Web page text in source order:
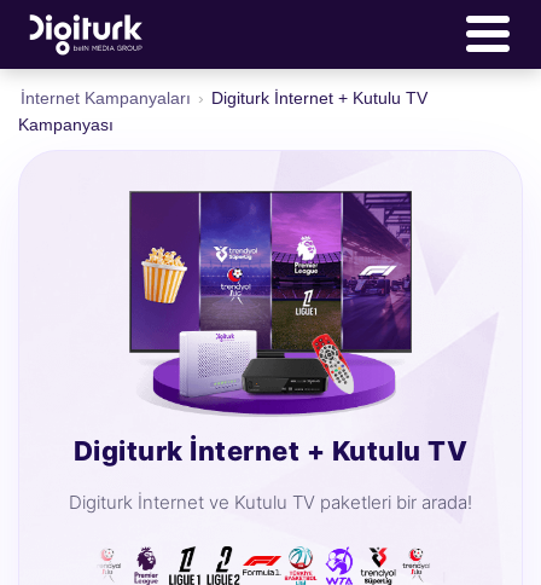
İnternet Kampanyaları › Digiturk İnternet + Kutulu TV
Kampanyası
Digiturk İnternet + Kutulu TV
Digiturk İnternet ve Kutulu TV paketleri bir arada!